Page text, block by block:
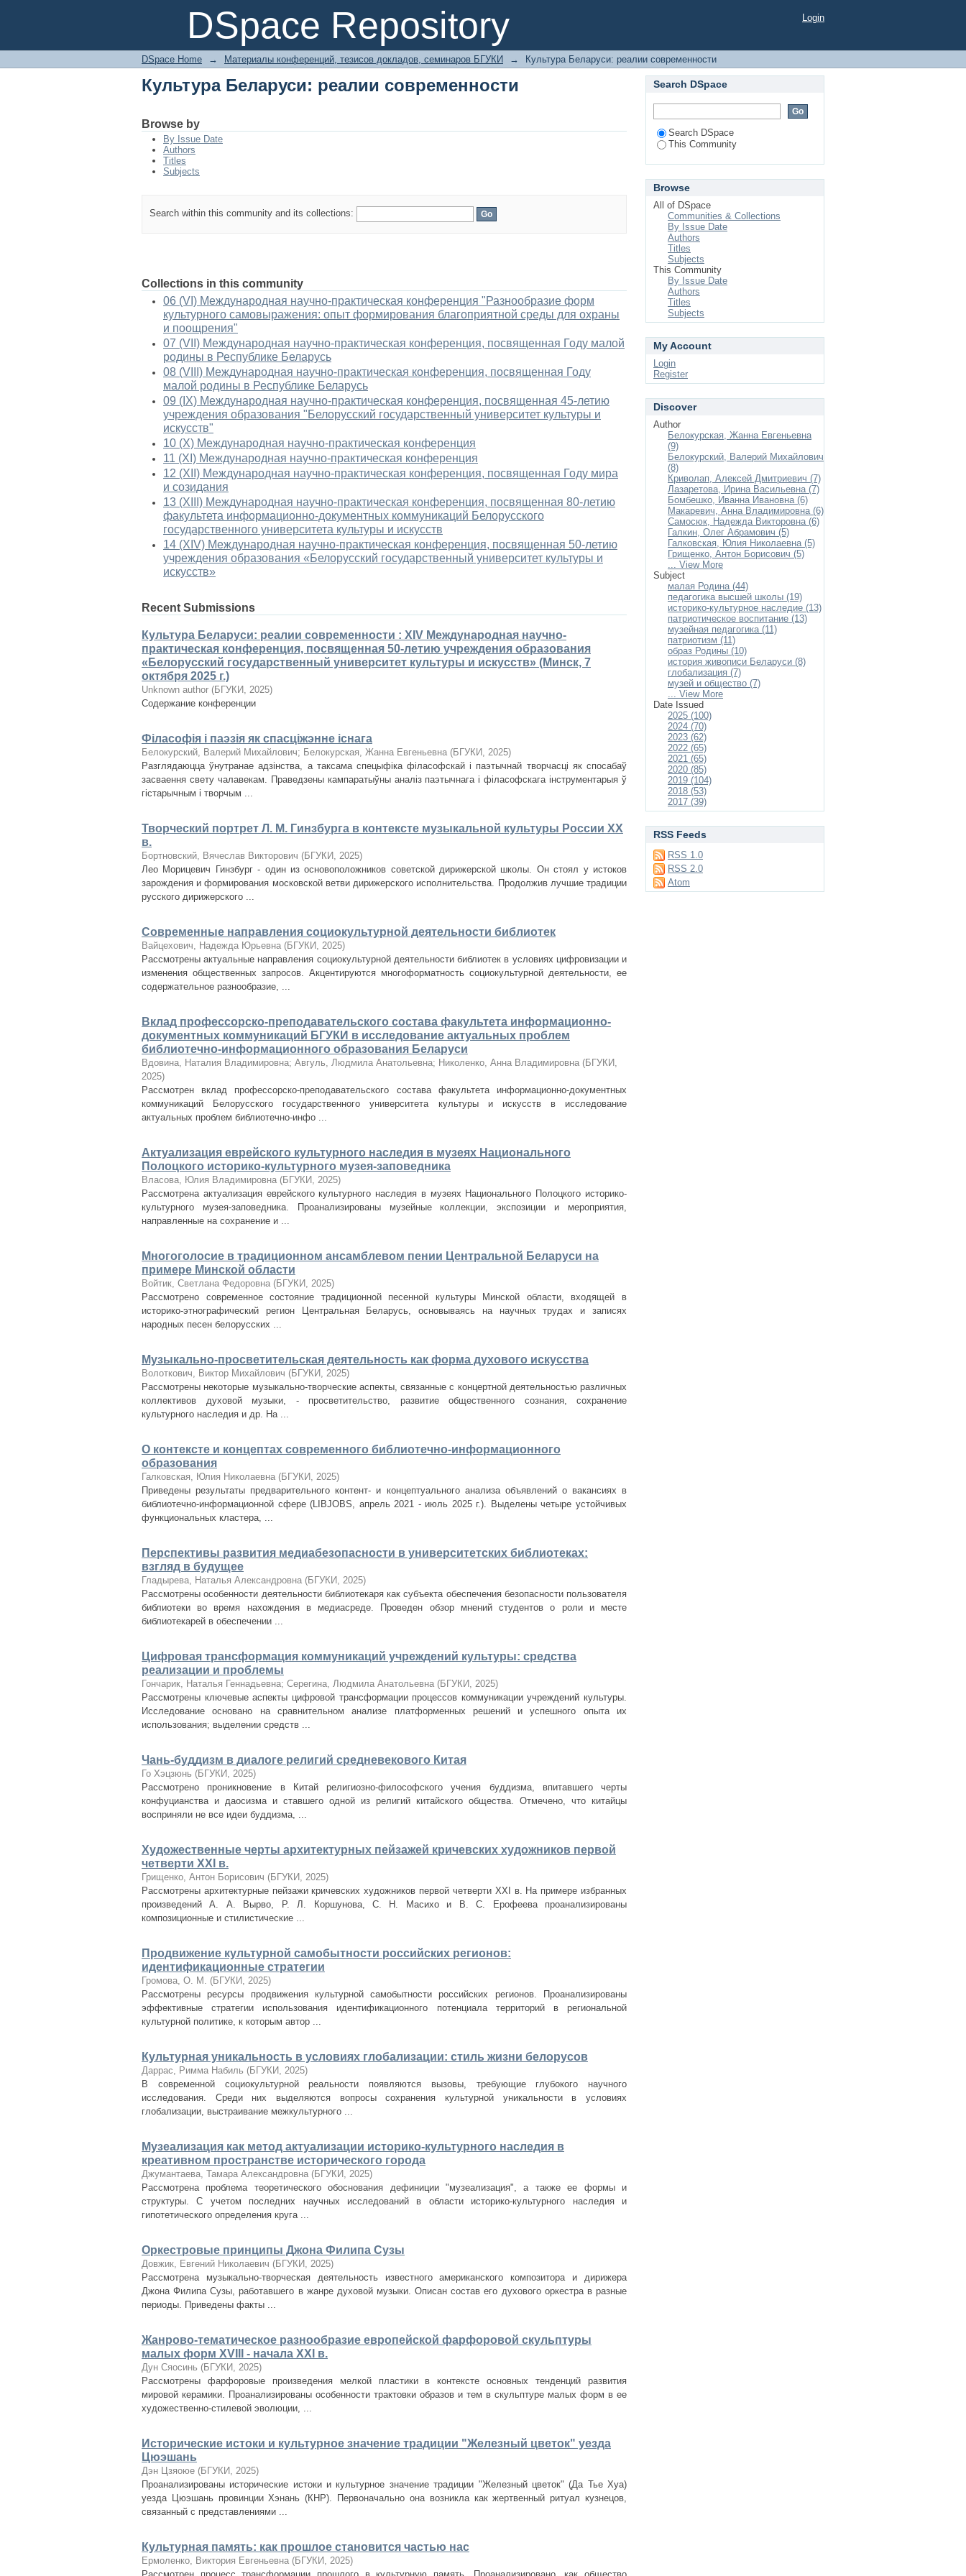
DSpace Repository
Культура Беларуси: реалии современности Login
DSpace Home → Материалы конференций, тезисов докладов, семинаров БГУКИ → Культура Беларуси: реалии современности
Культура Беларуси: реалии современности
Browse by
By Issue Date
Authors
Titles
Subjects
Search within this community and its collections:
Collections in this community
06 (VI) Международная научно-практическая конференция "Разнообразие форм
культурного самовыражения: опыт формирования благоприятной среды для охраны
и поощрения"
07 (VII) Международная научно-практическая конференция, посвященная Году малой
родины в Республике Беларусь
08 (VIII) Международная научно-практическая конференция, посвященная Году
малой родины в Республике Беларусь
09 (IX) Международная научно-практическая конференция, посвященная 45-летию
учреждения образования "Белорусский государственный университет культуры и
искусств"
10 (X) Международная научно-практическая конференция
11 (XI) Международная научно-практическая конференция
12 (XII) Международная научно-практическая конференция, посвященная Году мира
и созидания
13 (XIII) Международная научно-практическая конференция, посвященная 80-летию
факультета информационно-документных коммуникаций Белорусского
государственного университета культуры и искусств
14 (ХIV) Международная научно-практическая конференция, посвященная 50-летию
учреждения образования «Белорусский государственный университет культуры и
искусств»
Recent Submissions
Культура Беларуси: реалии современности : ХIV Международная научно-
практическая конференция, посвященная 50-летию учреждения образования
«Белорусский государственный университет культуры и искусств» (Минск, 7
октября 2025 г.)
Unknown author (БГУКИ, 2025)
Содержание конференции
Філасофія і паэзія як спасціжэнне існага
Белокурский, Валерий Михайлович; Белокурская, Жанна Евгеньевна (БГУКИ, 2025)
Разглядаюцца ўнутранае адзінства, а таксама спецыфіка філасофскай і паэтычнай творчасці як спосабаў
засваення свету чалавекам. Праведзены кампаратыўны аналіз паэтычнага і філасофскага інструментарыя ў
гістарычным і творчым ...
Творческий портрет Л. М. Гинзбурга в контексте музыкальной культуры России XX
в.
Бортновский, Вячеслав Викторович (БГУКИ, 2025)
Лео Морицевич Гинзбург - один из основоположников советской дирижерской школы. Он стоял у истоков
зарождения и формирования московской ветви дирижерского исполнительства. Продолжив лучшие традиции
русского дирижерского ...
Современные направления социокультурной деятельности библиотек
Вайцехович, Надежда Юрьевна (БГУКИ, 2025)
Рассмотрены актуальные направления социокультурной деятельности библиотек в условиях цифровизации и
изменения общественных запросов. Акцентируются многоформатность социокультурной деятельности, ее
содержательное разнообразие, ...
Вклад профессорско-преподавательского состава факультета информационно-
документных коммуникаций БГУКИ в исследование актуальных проблем
библиотечно-информационного образования Беларуси
Вдовина, Наталия Владимировна; Авгуль, Людмила Анатольевна; Николенко, Анна Владимировна (БГУКИ,
2025)
Рассмотрен вклад профессорско-преподавательского состава факультета информационно-документных
коммуникаций Белорусского государственного университета культуры и искусств в исследование
актуальных проблем библиотечно-инфо ...
Актуализация еврейского культурного наследия в музеях Национального
Полоцкого историко-культурного музея-заповедника
Власова, Юлия Владимировна (БГУКИ, 2025)
Рассмотрена актуализация еврейского культурного наследия в музеях Национального Полоцкого историко-
культурного музея-заповедника. Проанализированы музейные коллекции, экспозиции и мероприятия,
направленные на сохранение и ...
Многоголосие в традиционном ансамблевом пении Центральной Беларуси на
примере Минской области
Войтик, Светлана Федоровна (БГУКИ, 2025)
Рассмотрено современное состояние традиционной песенной культуры Минской области, входящей в
историко-этнографический регион Центральная Беларусь, основываясь на научных трудах и записях
народных песен белорусских ...
Музыкально-просветительская деятельность как форма духового искусства
Волоткович, Виктор Михайлович (БГУКИ, 2025)
Рассмотрены некоторые музыкально-творческие аспекты, связанные с концертной деятельностью различных
коллективов духовой музыки, - просветительство, развитие общественного сознания, сохранение
культурного наследия и др. На ...
О контексте и концептах современного библиотечно-информационного
образования
Галковская, Юлия Николаевна (БГУКИ, 2025)
Приведены результаты предварительного контент- и концептуального анализа объявлений о вакансиях в
библиотечно-информационной сфере (LIBJOBS, апрель 2021 - июль 2025 г.). Выделены четыре устойчивых
функциональных кластера, ...
Перспективы развития медиабезопасности в университетских библиотеках:
взгляд в будущее
Гладырева, Наталья Александровна (БГУКИ, 2025)
Рассмотрены особенности деятельности библиотекаря как субъекта обеспечения безопасности пользователя
библиотеки во время нахождения в медиасреде. Проведен обзор мнений студентов о роли и месте
библиотекарей в обеспечении ...
Цифровая трансформация коммуникаций учреждений культуры: средства
реализации и проблемы
Гончарик, Наталья Геннадьевна; Серегина, Людмила Анатольевна (БГУКИ, 2025)
Рассмотрены ключевые аспекты цифровой трансформации процессов коммуникации учреждений культуры.
Исследование основано на сравнительном анализе платформенных решений и успешного опыта их
использования; выделении средств ...
Чань-буддизм в диалоге религий средневекового Китая
Го Хэцзюнь (БГУКИ, 2025)
Рассмотрено проникновение в Китай религиозно-философского учения буддизма, впитавшего черты
конфуцианства и даосизма и ставшего одной из религий китайского общества. Отмечено, что китайцы
восприняли не все идеи буддизма, ...
Художественные черты архитектурных пейзажей кричевских художников первой
четверти XXI в.
Грищенко, Антон Борисович (БГУКИ, 2025)
Рассмотрены архитектурные пейзажи кричевских художников первой четверти XXI в. На примере избранных
произведений А. А. Вырво, Р. Л. Коршунова, С. Н. Масихо и В. С. Ерофеева проанализированы
композиционные и стилистические ...
Продвижение культурной самобытности российских регионов:
идентификационные стратегии
Громова, О. М. (БГУКИ, 2025)
Рассмотрены ресурсы продвижения культурной самобытности российских регионов. Проанализированы
эффективные стратегии использования идентификационного потенциала территорий в региональной
культурной политике, к которым автор ...
Культурная уникальность в условиях глобализации: стиль жизни белорусов
Даррас, Римма Набиль (БГУКИ, 2025)
В современной социокультурной реальности появляются вызовы, требующие глубокого научного
исследования. Среди них выделяются вопросы сохранения культурной уникальности в условиях
глобализации, выстраивание межкультурного ...
Музеализация как метод актуализации историко-культурного наследия в
креативном пространстве исторического города
Джумантаева, Тамара Александровна (БГУКИ, 2025)
Рассмотрена проблема теоретического обоснования дефиниции "музеализация", а также ее формы и
структуры. С учетом последних научных исследований в области историко-культурного наследия и
гипотетического определения круга ...
Оркестровые принципы Джона Филипа Сузы
Довжик, Евгений Николаевич (БГУКИ, 2025)
Рассмотрена музыкально-творческая деятельность известного американского композитора и дирижера
Джона Филипа Сузы, работавшего в жанре духовой музыки. Описан состав его духового оркестра в разные
периоды. Приведены факты ...
Жанрово-тематическое разнообразие европейской фарфоровой скульптуры
малых форм ХVIII - начала ХХI в.
Дун Сяосинь (БГУКИ, 2025)
Рассмотрены фарфоровые произведения мелкой пластики в контексте основных тенденций развития
мировой керамики. Проанализированы особенности трактовки образов и тем в скульптуре малых форм в ее
художественно-стилевой эволюции, ...
Исторические истоки и культурное значение традиции "Железный цветок" уезда
Цюэшань
Дэн Цзяоюе (БГУКИ, 2025)
Проанализированы исторические истоки и культурное значение традиции "Железный цветок" (Да Тье Хуа)
уезда Цюэшань провинции Хэнань (КНР). Первоначально она возникла как жертвенный ритуал кузнецов,
связанный с представлениями ...
Культурная память: как прошлое становится частью нас
Ермоленко, Виктория Евгеньевна (БГУКИ, 2025)
Search DSpace
Search DSpace
This Community
Browse
All of DSpace
Communities & Collections
By Issue Date
Authors
Titles
Subjects
This Community
By Issue Date
Authors
Titles
Subjects
My Account
Login
Register
Discover
Author
Белокурская, Жанна Евгеньевна
(9)
Белокурский, Валерий Михайлович
(8)
Криволап, Алексей Дмитриевич (7)
Лазаретова, Ирина Васильевна (7)
Бомбешко, Иванна Ивановна (6)
Макаревич, Анна Владимировна (6)
Самосюк, Надежда Викторовна (6)
Галкин, Олег Абрамович (5)
Галковская, Юлия Николаевна (5)
Грищенко, Антон Борисович (5)
... View More
Subject
малая Родина (44)
педагогика высшей школы (19)
историко-культурное наследие (13)
патриотическое воспитание (13)
музейная педагогика (11)
патриотизм (11)
образ Родины (10)
история живописи Беларуси (8)
глобализация (7)
музей и общество (7)
... View More
Date Issued
2025 (100)
2024 (70)
2023 (62)
2022 (65)
2021 (65)
2020 (85)
2019 (104)
2018 (53)
2017 (39)
RSS Feeds
RSS 1.0
RSS 2.0
Atom